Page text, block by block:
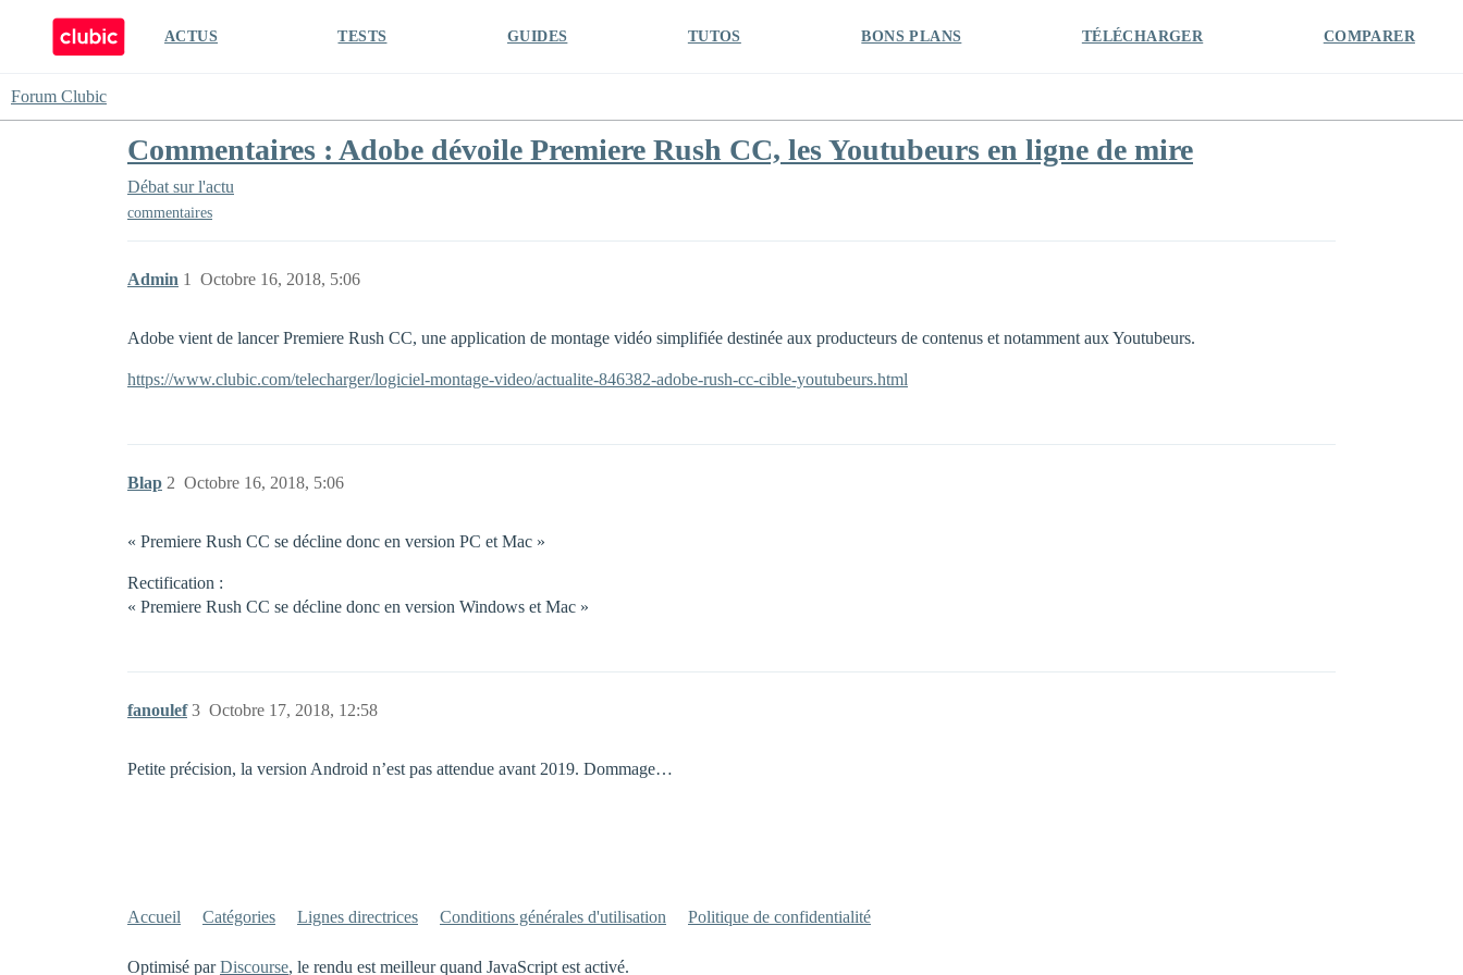
ACTUS TESTS GUIDES TUTOS BONS PLANS TÉLÉCHARGER COMPARER
Forum Clubic
Commentaires : Adobe dévoile Premiere Rush CC, les Youtubeurs en ligne de mire
Débat sur l'actu
commentaires
Admin Octobre 16, 2018, 5:06
1
Adobe vient de lancer Premiere Rush CC, une application de montage vidéo simplifiée destinée aux producteurs de contenus et notamment aux Youtubeurs.
https://www.clubic.com/telecharger/logiciel-montage-video/actualite-846382-adobe-rush-cc-cible-youtubeurs.html
Blap Octobre 16, 2018, 5:06
2
« Premiere Rush CC se décline donc en version PC et Mac »
Rectification :
« Premiere Rush CC se décline donc en version Windows et Mac »
fanoulef Octobre 17, 2018, 12:58
3
Petite précision, la version Android n’est pas attendue avant 2019. Dommage…
Accueil Catégories Lignes directrices Conditions générales d'utilisation Politique de confidentialité
Optimisé parDiscourse, le rendu est meilleur quand JavaScript est activé.